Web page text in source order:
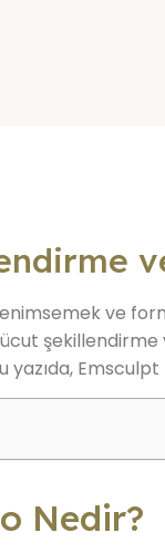
ve
şekillendirme
Emsculpt
Nedir?